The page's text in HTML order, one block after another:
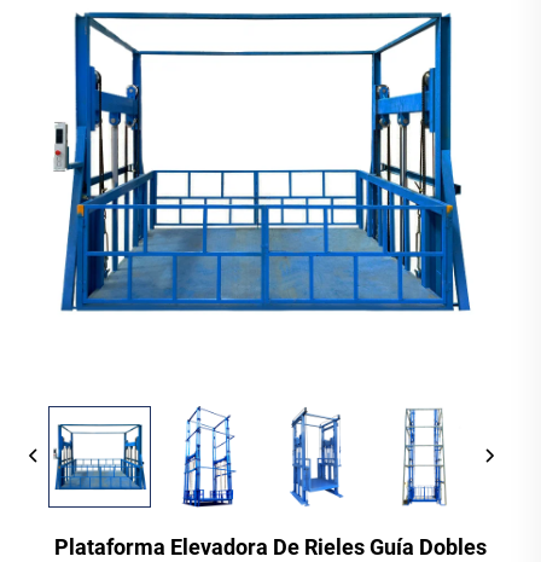
Plataforma Elevadora De Rieles Guía Dobles